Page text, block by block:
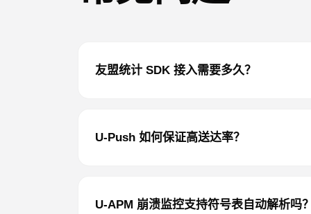
Then execute the
The project path
--target    : Target
--app-key <appkey>
友盟统计 SDK 接入需要多久？
U-Push 如何保证高送达率？
U-APM 崩溃监控支持符号表自动解析吗？